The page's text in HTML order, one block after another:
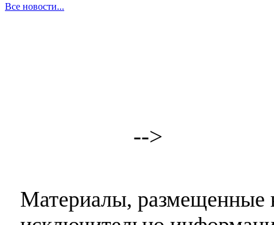
Все новости...
-->
Материалы, размещенные